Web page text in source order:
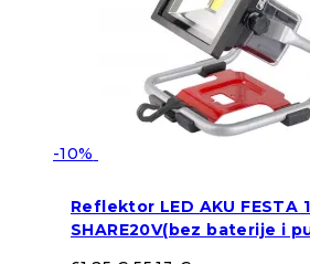
-10%
Reflektor LED AKU FESTA
SHARE20V(bez baterije i